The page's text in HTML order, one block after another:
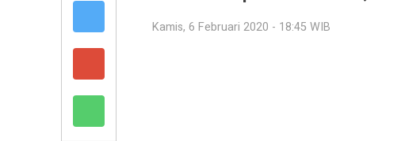
Kamis, 6 Februari 2020 - 18:45 WIB